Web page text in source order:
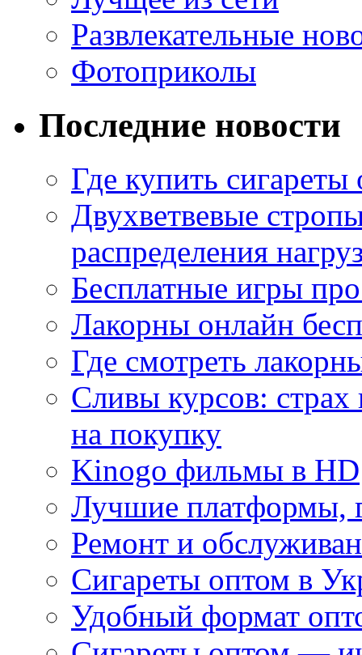
Развлекательные
Фотоприколы
Последние новости
Где купить
Двухветвевые
распределения
Бесплатные игры
Лакорны онлайн
Где смотреть
Сливы курсов:
на покупку
Kinogo фильмы в HD
Лучшие платформы,
Ремонт и
Сигареты оптом в
Удобный формат